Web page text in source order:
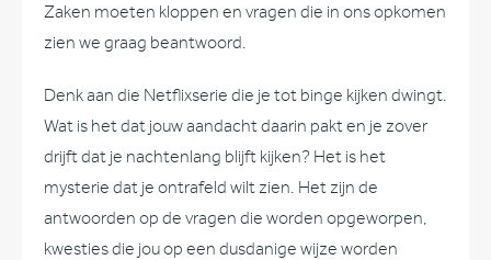
Zaken moeten kloppen en vragen die in ons opkomen
zien we graag beantwoord.
Denk aan die Netflixserie die je tot binge kijken dwingt.
Wat is het dat jouw aandacht daarin pakt en je zover
drijft dat je nachtenlang blijft kijken? Het is het
mysterie dat je ontrafeld wilt zien. Het zijn de
antwoorden op de vragen die worden opgeworpen,
kwesties die jou op een dusdanige wijze worden